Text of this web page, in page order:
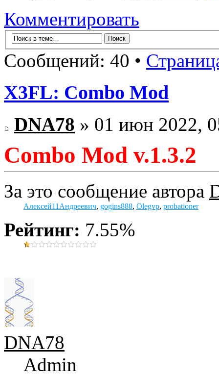
Комментировать
Сообщений: 40 •
X3FL: Combo Mod
DNA78 » 01 июн 2022,
Combo Mod v.1.3.2
За это сообщение автора
Алексей11Андреевич, gogins888, Olegvp, probationer
Рейтинг: 7.55%
DNA78
Admin